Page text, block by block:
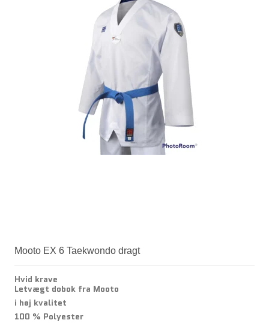
Mooto EX 6 Taekwondo dragt
Hvid krave
Letvægt dobok fra Mooto
i høj kvalitet
100 % Polyester